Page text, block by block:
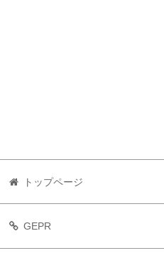
トップページ
GEPR